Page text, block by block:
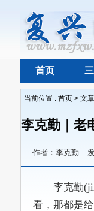
首页
当前位置 : 首页 > 文
李克勤｜老
作者：李克勤
李克勤
看，那都是